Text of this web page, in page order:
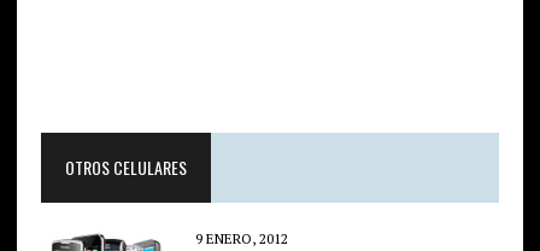
OTROS CELULARES
9 ENERO, 2012